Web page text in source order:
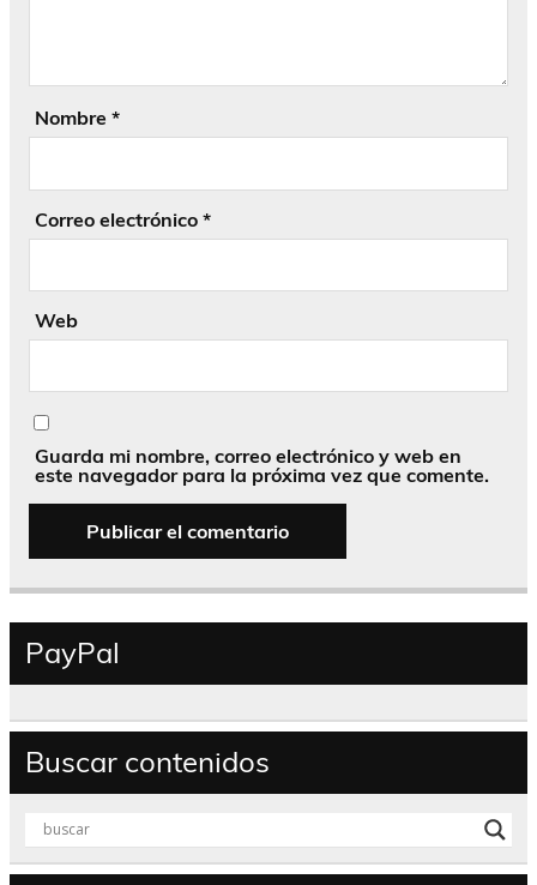
Nombre *
Correo electrónico *
Web
Guarda mi nombre, correo electrónico y web en
este navegador para la próxima vez que comente.
PayPal
Buscar contenidos